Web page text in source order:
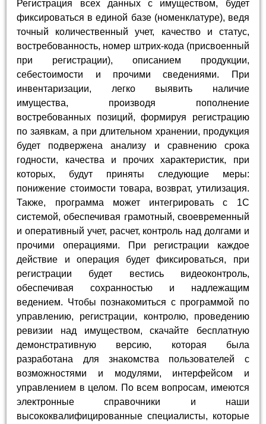
Регистрация всех данных с имуществом, будет
фиксироваться в единой базе (номенклатуре), ведя
точный количественный учет, качество и статус,
востребованность, номер штрих-кода (присвоенный
при регистрации), описанием продукции,
себестоимости и прочими сведениями. При
инвентаризации, легко выявить наличие
имущества, производя пополнение
востребованных позиций, формируя регистрацию
по заявкам, а при длительном хранении, продукция
будет подвержена анализу и сравнению срока
годности, качества и прочих характеристик, при
которых, будут приняты следующие меры:
понижение стоимости товара, возврат, утилизация.
Также, программа может интегрировать с 1С
системой, обеспечивая грамотный, своевременный
и оперативный учет, расчет, контроль над долгами и
прочими операциями. При регистрации каждое
действие и операция будет фиксироваться, при
регистрации будет вестись видеоконтроль,
обеспечивая сохранностью и надлежащим
ведением. Чтобы познакомиться с программой по
управлению, регистрации, контролю, проведению
ревизии над имуществом, скачайте бесплатную
демонстративную версию, которая была
разработана для знакомства пользователей с
возможностями и модулями, интерфейсом и
управлением в целом. По всем вопросам, имеются
электронные справочники и наши
высококвалифицированные специалисты, которые